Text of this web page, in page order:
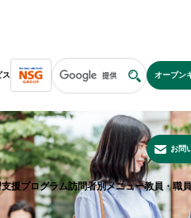
ス オープン
お問
グループ紹介
心の教育実績
待生制度
援プログラム訪問者別メニュー
路検討中の皆様へ
教員・職